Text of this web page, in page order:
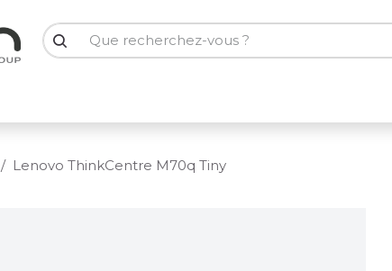
Lenovo ThinkCentre M70q Tiny